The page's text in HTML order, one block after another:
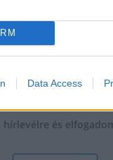
Data Access
hírlevélre és